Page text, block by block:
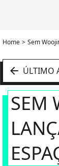
Home Sem
arrow_left ÚLTIMO
SEM